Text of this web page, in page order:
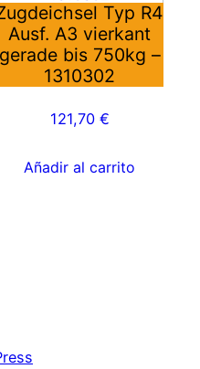
Typ R4
Ausf. A3 vierkant
gerade bis 750kg –
1310302
121,70 €
Añadir al carrito